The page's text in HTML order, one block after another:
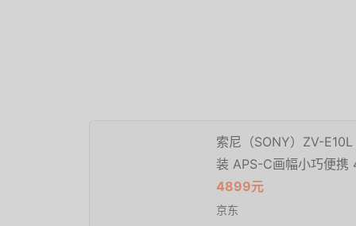
索尼（SONY）ZV-
装 APS-C画幅小巧便携
4899元
京东